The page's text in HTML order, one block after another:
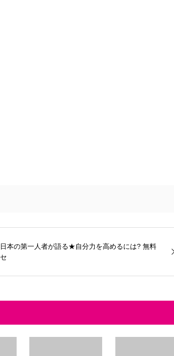
日本の第一人者が語る★自分力を高めるには? 無料
セ